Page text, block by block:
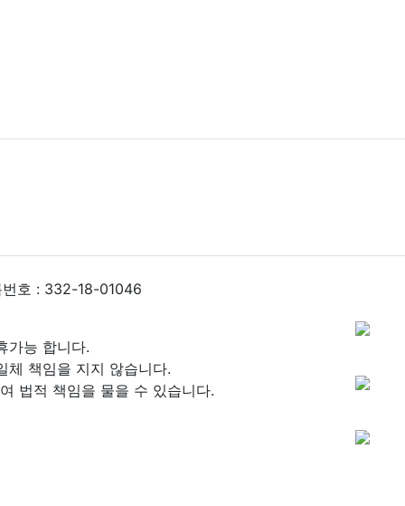
번호 : 332-18-01046
가능 합니다.
체 책임을 지지 않습니다.
법적 책임을 물을 수 있습니다.